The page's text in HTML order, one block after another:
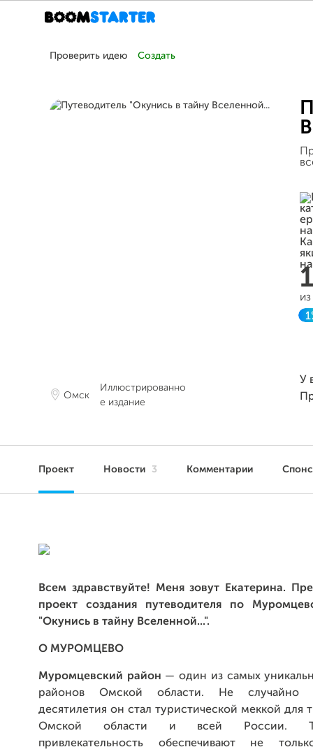
Проверить идею Создать
Омск
Иллюстрированно
е издание
У
Проект Новости 3 Комментарии
Всем здравствуйте! Меня зовут Екатерина.
проект cоздания путеводителя по
"Окунись в тайну Вселенной...".
О МУРОМЦЕВО
Муромцевский район — один из самых
районов Омской области. Не случайно
десятилетия он стал туристической меккой для
Омской области и всей России.
привлекательность обеспечивают не